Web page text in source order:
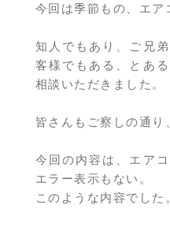
今回は季節もの、エア
知人でもあり、ご兄
客様でもある、とあ
相談いただきました。
皆さんもご察しの通り
今回の内容は、エア
エラー表示もない。
このような内容でした